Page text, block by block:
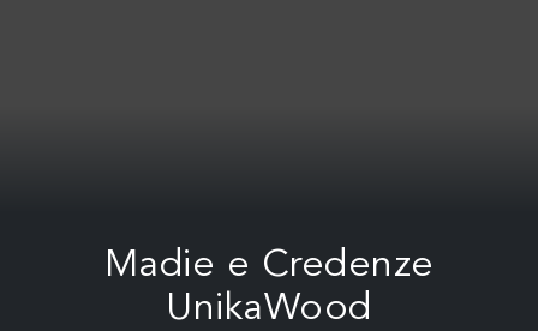
Madie e Credenze
UnikaWood